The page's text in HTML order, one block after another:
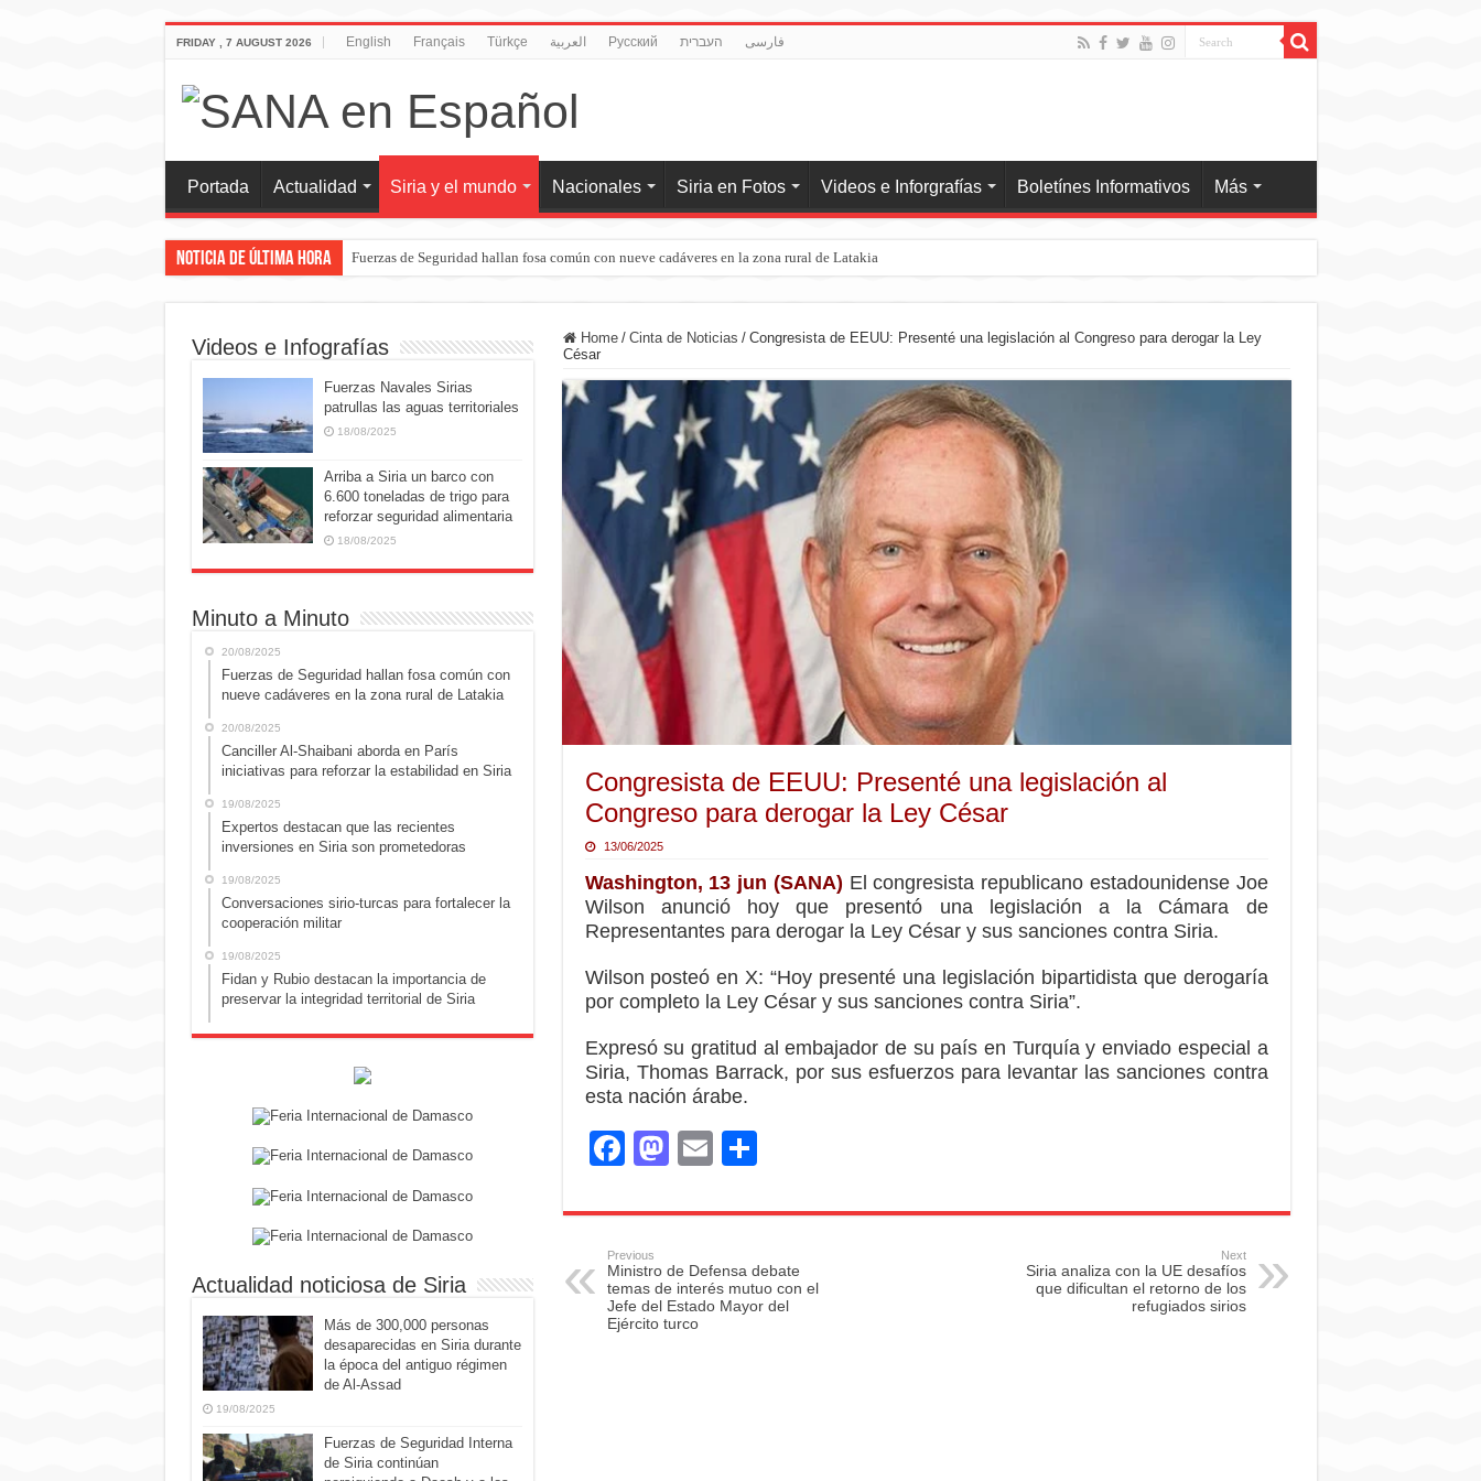
FRIDAY , 7 AUGUST 2026 English Français Türkçe العربية Pусский העברית فارسی
Portada Actualidad Siria y el mundo Nacionales Siria en Fotos Videos e Inforgrafías Boletínes Informativos Más
Noticia de última hora Fuerzas de Seguridad hallan fosa común con nueve cadáveres en la zona rural de Latakia
Home / Cinta de Noticias / Congresista de EEUU: Presenté una legislación al Congreso para derogar la Ley
César
Congresista de EEUU: Presenté una legislación al
Congreso para derogar la Ley César
13/06/2025
Washington, 13 jun (SANA) El congresista republicano estadounidense Joe
Wilson anunció hoy que presentó una legislación a la Cámara de
Representantes para derogar la Ley César y sus sanciones contra Siria.
Wilson posteó en X: “Hoy presenté una legislación bipartidista que derogaría
por completo la Ley César y sus sanciones contra Siria”.
Expresó su gratitud al embajador de su país en Turquía y enviado especial a
Siria, Thomas Barrack, por sus esfuerzos para levantar las sanciones contra
esta nación árabe.
F
c
e
b
o
M
st
o
d
o
E
ail ar
e
Previous
Ministro de Defensa debate
temas de interés mutuo con el
Jefe del Estado Mayor del
Ejército turco
Next
Siria analiza con la UE desafíos
que dificultan el retorno de los
refugiados sirios
Videos e Infografías
Fuerzas Navales Sirias
patrullas las aguas territoriales
18/08/2025
Arriba a Siria un barco con
6.600 toneladas de trigo para
reforzar seguridad alimentaria
18/08/2025
Minuto a Minuto
20/08/2025
Fuerzas de Seguridad hallan fosa común con
nueve cadáveres en la zona rural de Latakia
20/08/2025
Canciller Al-Shaibani aborda en París
iniciativas para reforzar la estabilidad en Siria
19/08/2025
Expertos destacan que las recientes
inversiones en Siria son prometedoras
19/08/2025
Conversaciones sirio-turcas para fortalecer la
cooperación militar
19/08/2025
Fidan y Rubio destacan la importancia de
preservar la integridad territorial de Siria
Actualidad noticiosa de Siria
Más de 300,000 personas
desaparecidas en Siria durante
la época del antiguo régimen
de Al-Assad
19/08/2025
Fuerzas de Seguridad Interna
de Siria continúan